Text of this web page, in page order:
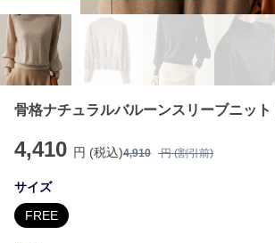
骨格ナチュラルバルーンスリーブニット
4,410 円 (税込)4,910 円 (割引前)
サイズ
FREE